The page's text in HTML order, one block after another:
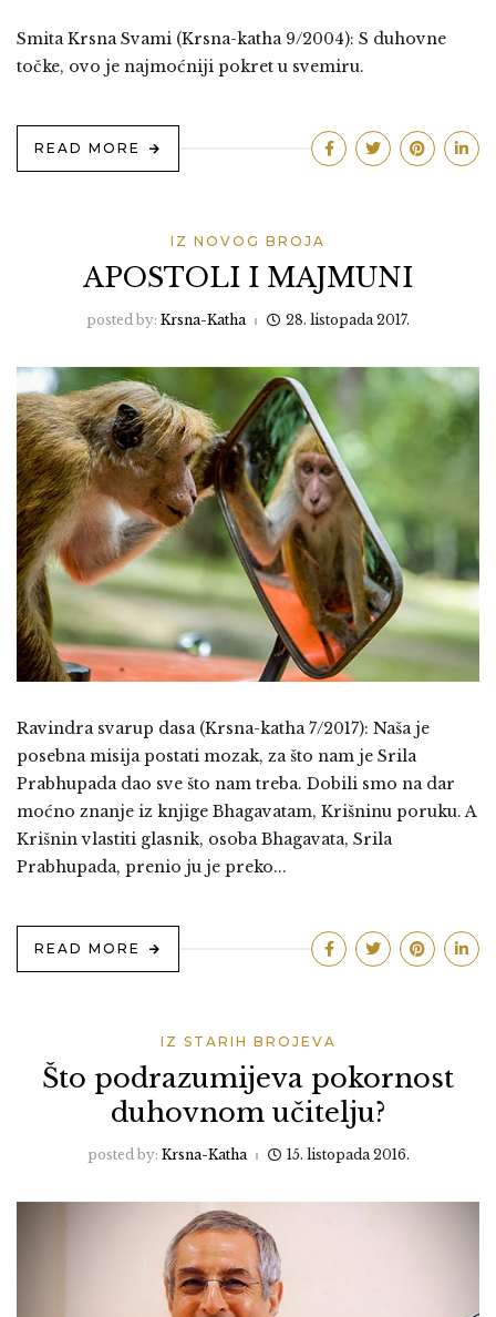
Smita Krsna Svami (Krsna-katha 9/2004): S duhovne
točke, ovo je najmoćniji pokret u svemiru.
READ MORE
IZ NOVOG BROJA
APOSTOLI I MAJMUNI
posted by: Krsna-Katha 28. listopada 2017.
Ravindra svarup dasa (Krsna-katha 7/2017): Naša je
posebna misija postati mozak, za što nam je Srila
Prabhupada dao sve što nam treba. Dobili smo na dar
moćno znanje iz knjige Bhagavatam, Krišninu poruku. A
Krišnin vlastiti glasnik, osoba Bhagavata, Srila
Prabhupada, prenio ju je preko...
READ MORE
IZ STARIH BROJEVA
Što podrazumijeva pokornost
duhovnom učitelju?
posted by: Krsna-Katha 15. listopada 2016.